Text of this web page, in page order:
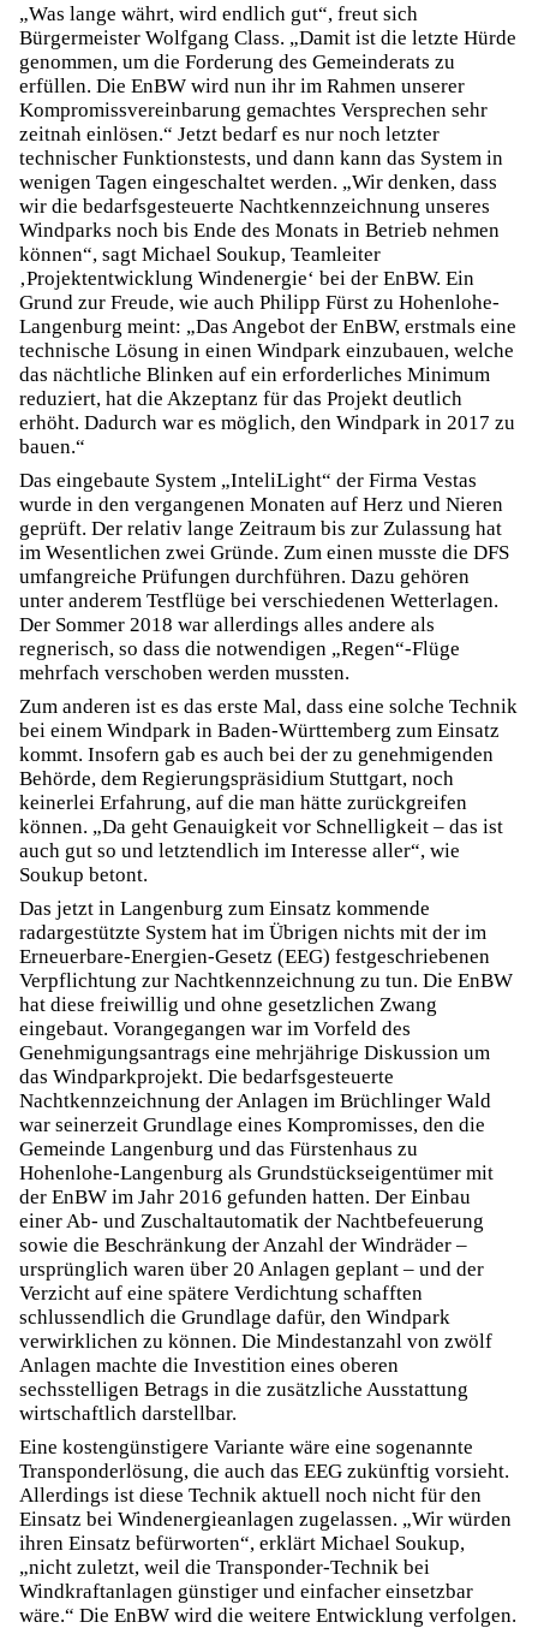
„Was lange währt, wird endlich gut“, freut sich
Bürgermeister Wolfgang Class. „Damit ist die letzte Hürde
genommen, um die Forderung des Gemeinderats zu
erfüllen. Die EnBW wird nun ihr im Rahmen unserer
Kompromissvereinbarung gemachtes Versprechen sehr
zeitnah einlösen.“ Jetzt bedarf es nur noch letzter
technischer Funktionstests, und dann kann das System in
wenigen Tagen eingeschaltet werden. „Wir denken, dass
wir die bedarfsgesteuerte Nachtkennzeichnung unseres
Windparks noch bis Ende des Monats in Betrieb nehmen
können“, sagt Michael Soukup, Teamleiter
‚Projektentwicklung Windenergie‘ bei der EnBW. Ein
Grund zur Freude, wie auch Philipp Fürst zu Hohenlohe-
Langenburg meint: „Das Angebot der EnBW, erstmals eine
technische Lösung in einen Windpark einzubauen, welche
das nächtliche Blinken auf ein erforderliches Minimum
reduziert, hat die Akzeptanz für das Projekt deutlich
erhöht. Dadurch war es möglich, den Windpark in 2017 zu
bauen.“
Das eingebaute System „InteliLight“ der Firma Vestas
wurde in den vergangenen Monaten auf Herz und Nieren
geprüft. Der relativ lange Zeitraum bis zur Zulassung hat
im Wesentlichen zwei Gründe. Zum einen musste die DFS
umfangreiche Prüfungen durchführen. Dazu gehören
unter anderem Testflüge bei verschiedenen Wetterlagen.
Der Sommer 2018 war allerdings alles andere als
regnerisch, so dass die notwendigen „Regen“-Flüge
mehrfach verschoben werden mussten.
Zum anderen ist es das erste Mal, dass eine solche Technik
bei einem Windpark in Baden-Württemberg zum Einsatz
kommt. Insofern gab es auch bei der zu genehmigenden
Behörde, dem Regierungspräsidium Stuttgart, noch
keinerlei Erfahrung, auf die man hätte zurückgreifen
können. „Da geht Genauigkeit vor Schnelligkeit – das ist
auch gut so und letztendlich im Interesse aller“, wie
Soukup betont.
Das jetzt in Langenburg zum Einsatz kommende
radargestützte System hat im Übrigen nichts mit der im
Erneuerbare-Energien-Gesetz (EEG) festgeschriebenen
Verpflichtung zur Nachtkennzeichnung zu tun. Die EnBW
hat diese freiwillig und ohne gesetzlichen Zwang
eingebaut. Vorangegangen war im Vorfeld des
Genehmigungsantrags eine mehrjährige Diskussion um
das Windparkprojekt. Die bedarfsgesteuerte
Nachtkennzeichnung der Anlagen im Brüchlinger Wald
war seinerzeit Grundlage eines Kompromisses, den die
Gemeinde Langenburg und das Fürstenhaus zu
Hohenlohe-Langenburg als Grundstückseigentümer mit
der EnBW im Jahr 2016 gefunden hatten. Der Einbau
einer Ab- und Zuschaltautomatik der Nachtbefeuerung
sowie die Beschränkung der Anzahl der Windräder –
ursprünglich waren über 20 Anlagen geplant – und der
Verzicht auf eine spätere Verdichtung schafften
schlussendlich die Grundlage dafür, den Windpark
verwirklichen zu können. Die Mindestanzahl von zwölf
Anlagen machte die Investition eines oberen
sechsstelligen Betrags in die zusätzliche Ausstattung
wirtschaftlich darstellbar.
Eine kostengünstigere Variante wäre eine sogenannte
Transponderlösung, die auch das EEG zukünftig vorsieht.
Allerdings ist diese Technik aktuell noch nicht für den
Einsatz bei Windenergieanlagen zugelassen. „Wir würden
ihren Einsatz befürworten“, erklärt Michael Soukup,
„nicht zuletzt, weil die Transponder-Technik bei
Windkraftanlagen günstiger und einfacher einsetzbar
wäre.“ Die EnBW wird die weitere Entwicklung verfolgen.